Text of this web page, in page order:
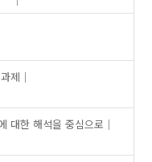
제
대한 해석을 중심으로